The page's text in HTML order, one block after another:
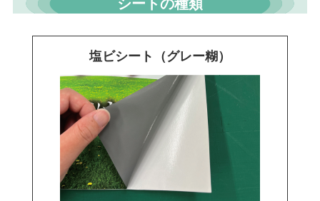
シートの種類
塩ビシート（グレー糊）